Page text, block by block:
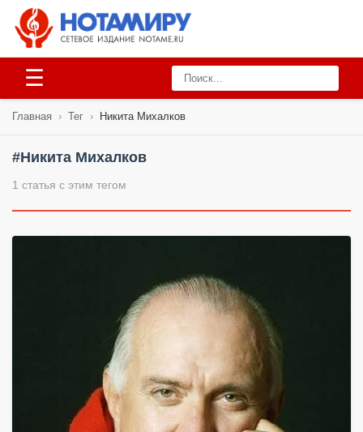
☰
Главная › Тег › Никита Михалков
#Никита Михалков
1 статья с этим тегом